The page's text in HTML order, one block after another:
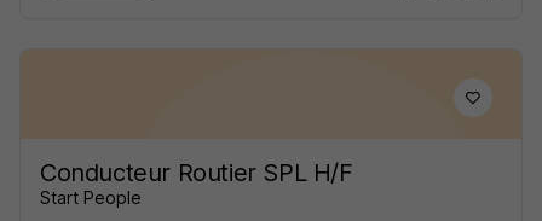
Conducteur Routier SPL H/F
Start People